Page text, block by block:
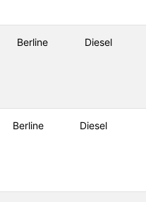
Berline Diesel
Berline Diesel